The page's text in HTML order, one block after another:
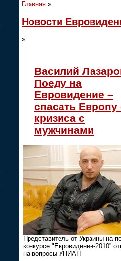
Главная »
Новости
»
Василий
Поеду на
Евровидение –
спасать Европу
кризиса с
мужчинами
Представитель от Украины на
конкурсе "Евровидение-2010”
на вопросы УНИАН